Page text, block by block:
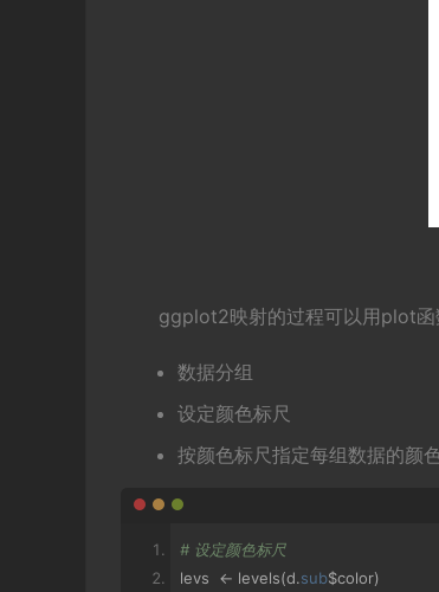
ggplot2映射的过程可以用plot函
数据分组
设定颜色标尺
按颜色标尺指定每组数据的颜
# 设定颜色标尺
levs <- levels(d.sub$color)